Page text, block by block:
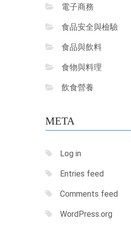
電子商務
食品安全與檢驗
食品與飲料
食物與料理
飲食營養
META
Log in
Entries feed
Comments feed
WordPress.org